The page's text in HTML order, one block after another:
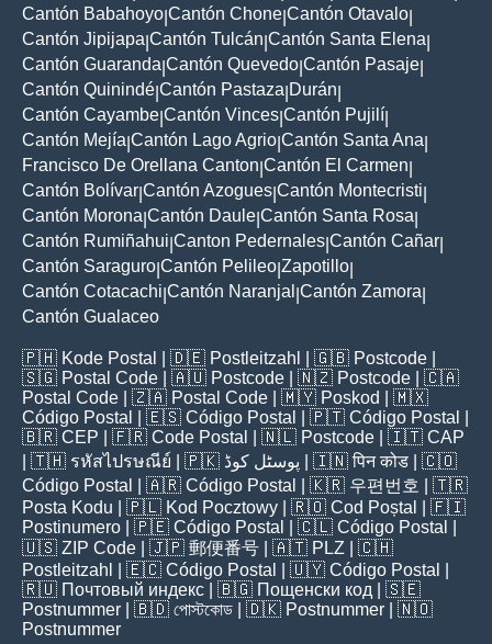
Cantón Babahoyo Cantón Chone Cantón Otavalo
Cantón Jipijapa Cantón Tulcán Cantón Santa Elena
Cantón Guaranda Cantón Quevedo Cantón Pasaje
Cantón Quinindé Cantón Pastaza Durán
Cantón Cayambe Cantón Vinces Cantón Pujilí
Cantón Mejía Cantón Lago Agrio Cantón Santa Ana
Francisco De Orellana Canton Cantón El Carmen
Cantón Bolívar Cantón Azogues Cantón Montecristi
Cantón Morona Cantón Daule Cantón Santa Rosa
Cantón Rumiñahui Canton Pedernales Cantón Cañar
Cantón Saraguro Cantón Pelileo Zapotillo
Cantón Cotacachi Cantón Naranjal Cantón Zamora
Cantón Gualaceo
🇵🇭 Kode Postal | 🇩🇪 Postleitzahl | 🇬🇧 Postcode
🇸🇬 Postal Code | 🇦🇺 Postcode | 🇳🇿 Postcode | 🇨🇦
Postal Code | 🇿🇦 Postal Code | 🇲🇾 Poskod
| 🇲🇽
Código Postal
| 🇪🇸 Código Postal | 🇵🇹 Código Postal
🇧🇷 CEP | 🇫🇷 Code Postal | 🇳🇱 Postcode | 🇮🇹 CAP
| 🇹🇭 รหัสไปรษณีย์ | 🇵🇰 پوسٹل کوڈ | 🇮🇳पिन कोड | 🇨🇴
Código Postal
| 🇦🇷 Código Postal | 🇰🇷 우편번호 | 🇹🇷
Posta Kodu | 🇵🇱 Kod Pocztowy | 🇷🇴 Cod Poștal
| 🇫🇮
Postinumero | 🇵🇪 Código Postal | 🇨🇱 Código Postal
🇺🇸 ZIP Code | 🇯🇵 郵便番号 | 🇦🇹 PLZ | 🇨🇭
Postleitzahl
| 🇪🇨 Código Postal | 🇺🇾 Código Postal
🇷🇺 Почтовый индекс | 🇧🇬 Пощенски код | 🇸🇪
Postnummer | 🇧🇩 পোস্টকোড | 🇩🇰 Postnummer | 🇳🇴
Postnummer